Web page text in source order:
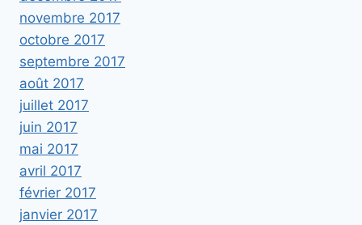
novembre 2017
octobre 2017
septembre 2017
août 2017
juillet 2017
juin 2017
mai 2017
avril 2017
février 2017
janvier 2017